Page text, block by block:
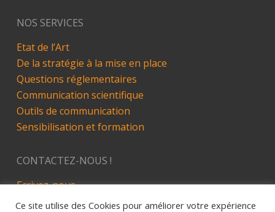
NOS SERVICES
Etat de l’Art
De la stratégie à la mise en place
Questions réglementaires
Communication scientifique
Outils de communication
Sensibilisation et formation
CONTACTEZ-NOUS !
Ecrivez-nous
LinkedIn
Ce site utilise des Cookies pour améliorer votre expérience